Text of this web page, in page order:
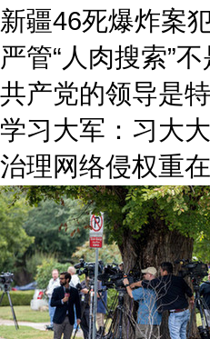
新疆46死爆炸案
严管“人肉搜索”
共产党的领导是
学习大军：习大
治理网络侵权重